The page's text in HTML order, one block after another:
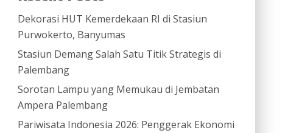
Dekorasi HUT Kemerdekaan RI di Stasiun
Purwokerto, Banyumas
Stasiun Demang Salah Satu Titik Strategis di
Palembang
Sorotan Lampu yang Memukau di Jembatan
Ampera Palembang
Pariwisata Indonesia 2026: Penggerak Ekonomi